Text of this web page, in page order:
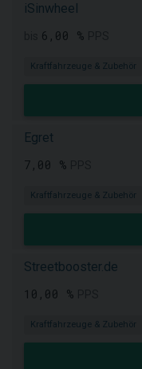
iSinwheel
6,00 %
Kraftfahrzeuge & Zubehör
Egret
7,00 %
Kraftfahrzeuge & Zubehör
Streetbooster.de
10,00 %
Kraftfahrzeuge & Zubehör